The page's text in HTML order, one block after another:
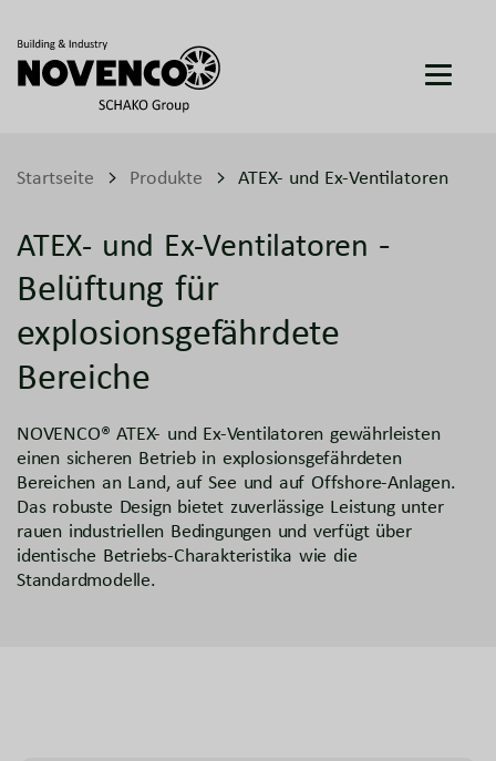
Startseite Produkte ATEX- und Ex-Ventilatoren
ATEX- und Ex-Ventilatoren -
Belüftung für
explosionsgefährdete
Bereiche
NOVENCO® ATEX- und Ex-Ventilatoren gewährleisten
einen sicheren Betrieb in explosionsgefährdeten
Bereichen an Land, auf See und auf Offshore-Anlagen.
Das robuste Design bietet zuverlässige Leistung unter
rauen industriellen Bedingungen und verfügt über
identische Betriebs-Charakteristika wie die
Standardmodelle.